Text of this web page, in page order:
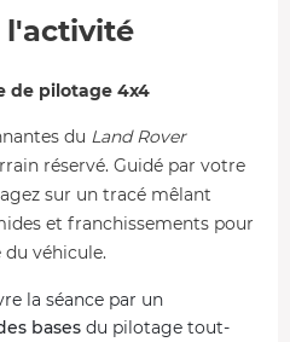
l'activité
de pilotage 4x4
du Land Rover
réservé. Guidé par votre
sur un tracé mêlant
et franchissements pour
véhicule.
la séance par un
bases du pilotage tout-